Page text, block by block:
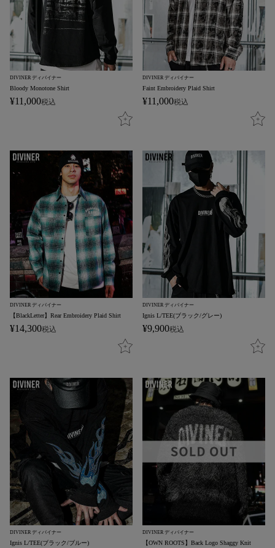
DIVINER ディバイナー
Bloody Monotone Shirt
¥11,000税込
DIVINER ディバイナー
Faint Embroidery Plaid Shirt
¥11,000税込
DIVINER ディバイナー
【BlackLetter】Rear Embroidery Plaid Shirt
¥14,300税込
DIVINER ディバイナー
Ignis L/TEE(ブラック/グレー)
¥9,900税込
DIVINER ディバイナー
Ignis L/TEE(ブラック/ブルー)
DIVINER ディバイナー
【OWN ROOTS】Back Logo Shaggy Knit